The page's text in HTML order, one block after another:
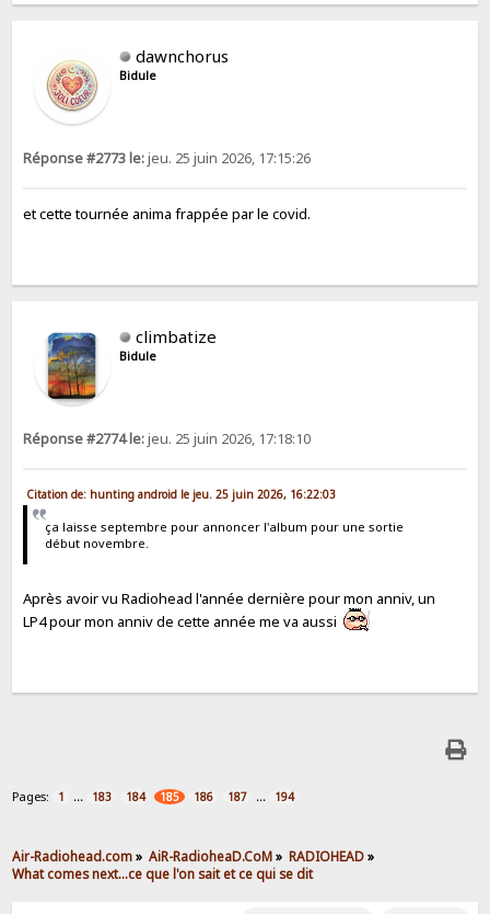
dawnchorus
Bidule
Réponse #2773 le:jeu. 25 juin 2026, 17:15:26
et cette tournée anima frappée par le covid.
climbatize
Bidule
Réponse #2774 le:jeu. 25 juin 2026, 17:18:10
Citation de: hunting android le jeu. 25 juin 2026, 16:22:03
ça laisse septembre pour annoncer l'album pour une sortie
début novembre.
Après avoir vu Radiohead l'année dernière pour mon anniv, un
LP4 pour mon anniv de cette année me va aussi
Pages: 1 ... 183 184 185 186 187 ... 194
Air-Radiohead.com» AiR-RadioheaD.CoM» RADIOHEAD»
What comes next...ce que l'on sait et ce qui se dit